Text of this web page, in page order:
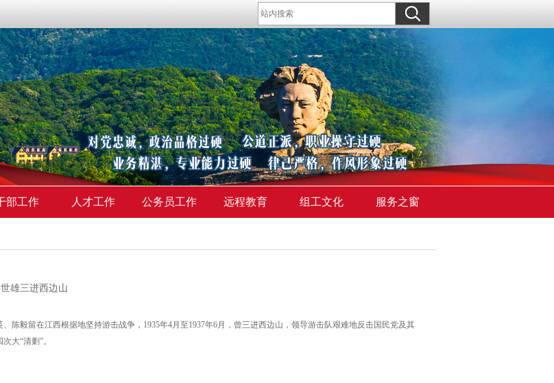
部工作 人才工作 公务员工作 远程教育 组工文化 服务之窗
雄三进西边山
陈毅留在江西根据地坚持游击战争，1935年4月至1937年6月，曾三进西边山，领导游击队艰难地反击国民党及其
大“清剿”。